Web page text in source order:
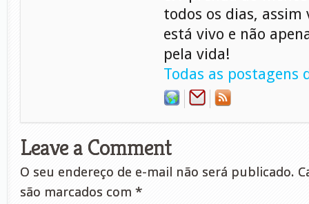
todos os dias, assim
está vivo e não
pela vida!
Todas as postagens
Leave a Comment
O seu endereço de e-mail não será publicado.
são marcados com *